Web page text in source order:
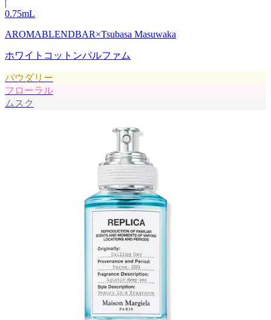
|
0.75mL
AROMABLENDBAR×Tsubasa Masuwaka
ホワイトコットンパルファム
パウダリー
フローラル
ムスク